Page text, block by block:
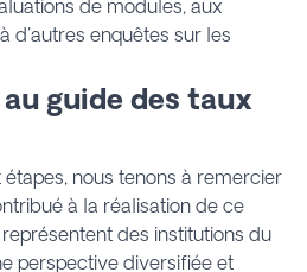
de modules, aux
d'autres enquêtes sur les
guide des taux
nous tenons à remercier
à la réalisation de ce
des institutions du
perspective diversifiée et